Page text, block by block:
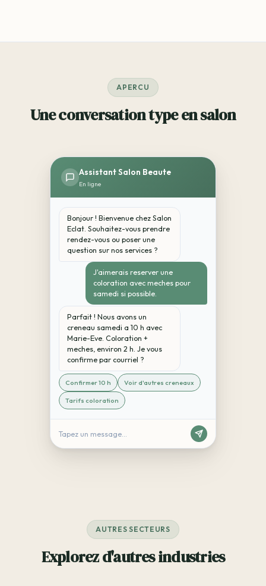
APERCU
Une conversation type en salon
Assistant Salon Beaute
En ligne
Bonjour ! Bienvenue chez Salon
Eclat. Souhaitez-vous prendre
rendez-vous ou poser une
question sur nos services ?
J'aimerais reserver une
coloration avec meches pour
samedi si possible.
Parfait ! Nous avons un
creneau samedi a 10 h avec
Marie-Eve. Coloration +
meches, environ 2 h. Je vous
confirme par courriel ?
Confirmer 10 h Voir d'autres creneaux
Tarifs coloration
Tapez un message...
AUTRES SECTEURS
Explorez d'autres industries